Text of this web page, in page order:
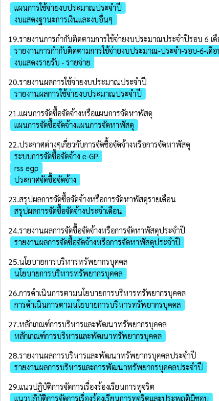
แผนการใช้จ่ายงบประมาณประจำปี
งบแสดงฐานะการเงินและงบอื่นๆ
19.รายงานการกํากับติดตามการใช้จ่ายงบประมาณประจำปีรอบ 6 เ
รายงานการกำกับติดตามการใช้จ่ายงบประมาณ-ประจำ-รอบ-6-เดื
งบแสดงรายรับ - รายจ่าย
20.รายงานผลการใช้จ่ายงบประมาณประจำปี
รายงานผลการใช้จ่ายงบประมาณประจำปี
21.แผนการจัดซื้อจัดจ้างหรือแผนการจัดหาพัสดุ
แผนการจัดซื้อจัดจ้างแผนการจัดหาพัสดุ
22.ประกาศต่างๆเกี่ยวกับการจัดซื้อจัดจ้างหรือการจัดหาพัสดุ
ระบบการจัดซื้อจัดจ้าง e-GP
rss egp
ประกาศจัดซื้อจัดจ้าง
23.สรุปผลการจัดซื้อจัดจ้างหรือการจัดหาพัสดุรายเดือน
สรุปผลการจัดซื้อจัดจ้างประจำเดือน
24.รายงานผลการจัดซื้อจัดจ้างหรือการจัดหาพัสดุประจําปี
รายงานผลการจัดซื้อจัดจ้างหรือการจัดหาพัสดุประจำปี
25.นโยบายการบริหารทรัพยากรบุคคล
นโยบายการบริหารทรัพยากรบุคคล
26.การดำเนินการตามนโยบายการบริหารทรัพยากรบุคคล
การดำเนินการตามนโยบายการบริหารทรัพยากรบุคคล
27.หลักเกณฑ์การบริหารและพัฒนาทรัพยากรบุคคล
หลักเกณฑ์การบริหารและพัฒนาทรัพยากรบุคคล
28.รายงานผลการบริหารและพัฒนาทรัพยากรบุคคลประจําปี
รายงานผลการบริหารและการพัฒนาทรัพยากรบุคคลประจำปี
29.แนวปฏิบัติการจัดการเรื่องร้องเรียนการทุจริต
แนวปฏิบัติการจัดการเรื่องร้องเรียนการทุจริตและประพฤติมิชอบ